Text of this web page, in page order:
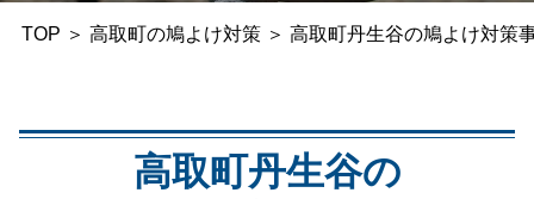
TOP ＞ 高取町の鳩よけ対策＞ 高取町丹生谷の鳩よけ対策
高取町丹生谷の